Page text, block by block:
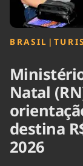
BRASIL |
Natal
destina
2026